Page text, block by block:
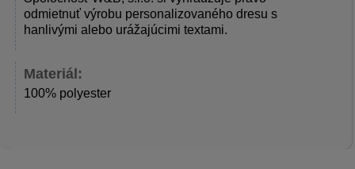
odmietnuť výrobu personalizovaného dresu s
hanlivými alebo urážajúcimi textami.
Materiál:
100% polyester